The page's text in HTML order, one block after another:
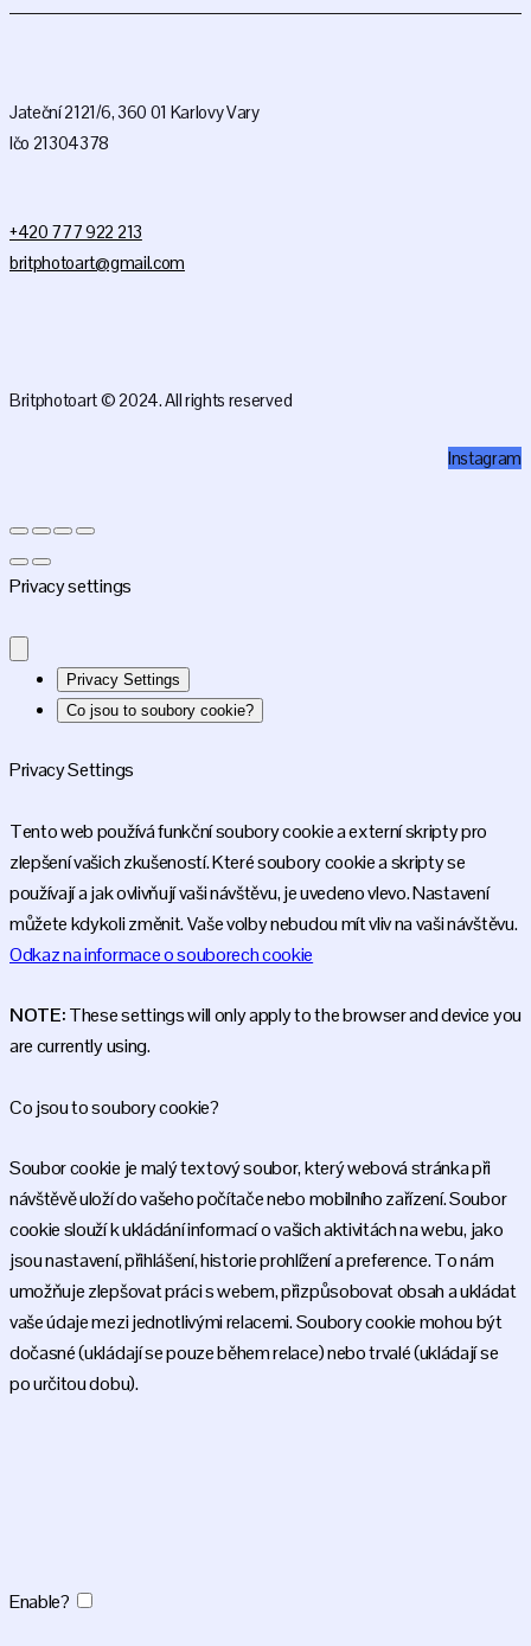
Jateční 2121/6, 360 01 Karlovy Vary
Ičo 21304378
+420 777 922 213
britphotoart@gmail.com
Britphotoart © 2024. All rights reserved
Instagram
Privacy settings
Privacy Settings
Co jsou to soubory cookie?
Privacy Settings
Tento web používá funkční soubory cookie a externí skripty pro
zlepšení vašich zkušeností. Které soubory cookie a skripty se
používají a jak ovlivňují vaši návštěvu, je uvedeno vlevo. Nastavení
můžete kdykoli změnit. Vaše volby nebudou mít vliv na vaši návštěvu.
Odkaz na informace o souborech cookie
NOTE:These settings will only apply to the browser and device you
are currently using.
Co jsou to soubory cookie?
Soubor cookie je malý textový soubor, který webová stránka při
návštěvě uloží do vašeho počítače nebo mobilního zařízení. Soubor
cookie slouží k ukládání informací o vašich aktivitách na webu, jako
jsou nastavení, přihlášení, historie prohlížení a preference. To nám
umožňuje zlepšovat práci s webem, přizpůsobovat obsah a ukládat
vaše údaje mezi jednotlivými relacemi. Soubory cookie mohou být
dočasné (ukládají se pouze během relace) nebo trvalé (ukládají se
po určitou dobu).
Enable?